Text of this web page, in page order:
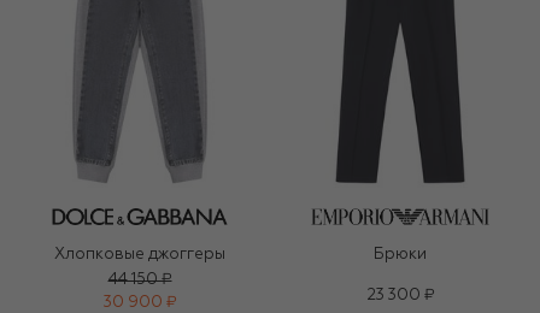
Хлопковые джоггеры
44 150 ₽
30 900 ₽
Брюки
23 300 ₽